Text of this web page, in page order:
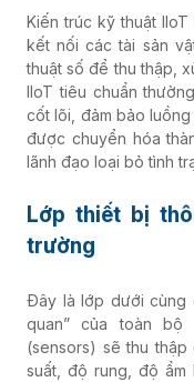
Kiến trúc kỹ thuật
kết nối các tài sản
thuật số để thu thập,
IIoT tiêu chuẩn
cốt lõi, đảm bảo
được chuyển hóa
lãnh đạo loại bỏ tình
Lớp thiết bị
trường
Đây là lớp dưới cùng
quan” của toàn
(sensors) sẽ thu
suất, độ rung, độ